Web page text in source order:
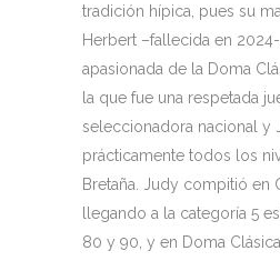
tradición hípica, pues su
Herbert –fallecida en
apasionada de la Doma
la que fue una respetada
seleccionadora nacional y
prácticamente todos los
Bretaña. Judy compitió en
llegando a la categoría 5
80 y 90, y en Doma